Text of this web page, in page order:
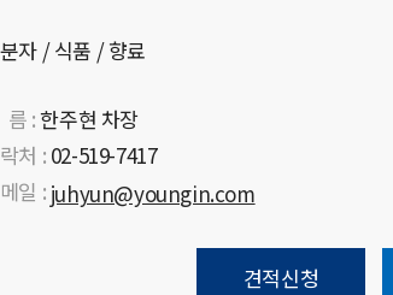
자 / 식품 / 향료
름 :한주현 차장
처 :02-519-7417
일 :juhyun@youngin.com
견적신청